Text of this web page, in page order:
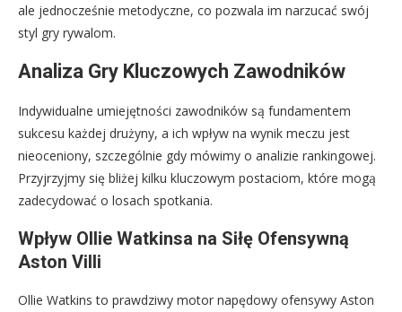
ale jednocześnie metodyczne, co pozwala im narzucać swój
styl gry rywalom.
Analiza Gry Kluczowych Zawodników
Indywidualne umiejętności zawodników są fundamentem
sukcesu każdej drużyny, a ich wpływ na wynik meczu jest
nieoceniony, szczególnie gdy mówimy o analizie rankingowej.
Przyjrzyjmy się bliżej kilku kluczowym postaciom, które mogą
zadecydować o losach spotkania.
Wpływ Ollie Watkinsa na Siłę Ofensywną
Aston Villi
Ollie Watkins to prawdziwy motor napędowy ofensywy Aston